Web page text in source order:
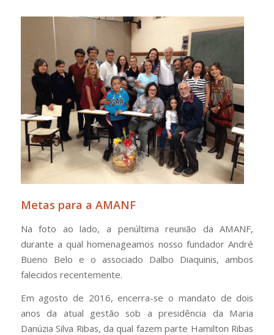
Metas para a AMANF
Na foto ao lado, a penúltima reunião da AMANF,
durante a qual homenageamos nosso fundador André
Bueno Belo e o associado Dalbo Diaquinis, ambos
falecidos recentemente.
Em agosto de 2016, encerra-se o mandato de dois
anos da atual gestão sob a presidência da Maria
Danúzia Silva Ribas, da qual fazem parte Hamilton Ribas